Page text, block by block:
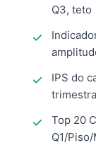
Q3, teto
IPS do
Top 20
Q1/